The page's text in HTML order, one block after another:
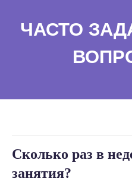
Сколько раз в
занятия?